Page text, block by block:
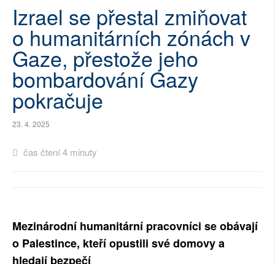
PLNÁ VERZE STRÁNEK
Izrael se přestal zmiňovat
o humanitárních zónách v
Gaze, přestože jeho
bombardování Gazy
pokračuje
23. 4. 2025
čas čtení 4 minuty
Mezinárodní humanitární pracovníci se obávají
o Palestince, kteří opustili své domovy a
hledají bezpečí